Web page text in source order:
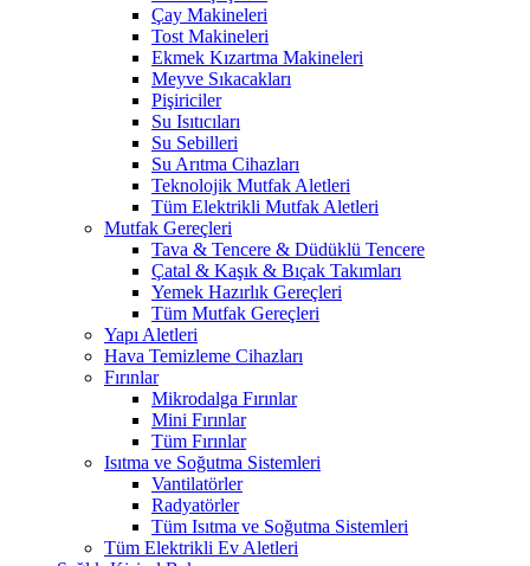
Çay Makineleri
Tost Makineleri
Ekmek Kızartma Makineleri
Meyve Sıkacakları
Pişiriciler
Su Isıtıcıları
Su Sebilleri
Su Arıtma Cihazları
Teknolojik Mutfak Aletleri
Tüm Elektrikli Mutfak Aletleri
Mutfak Gereçleri
Tava & Tencere & Düdüklü Tencere
Çatal & Kaşık & Bıçak Takımları
Yemek Hazırlık Gereçleri
Tüm Mutfak Gereçleri
Yapı Aletleri
Hava Temizleme Cihazları
Fırınlar
Mikrodalga Fırınlar
Mini Fırınlar
Tüm Fırınlar
Isıtma ve Soğutma Sistemleri
Vantilatörler
Radyatörler
Tüm Isıtma ve Soğutma Sistemleri
Tüm Elektrikli Ev Aletleri